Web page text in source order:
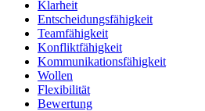
Klarheit
Entscheidungsfähigkeit
Teamfähigkeit
Konfliktfähigkeit
Kommunikationsfähigkeit
Wollen
Flexibilität
Bewertung